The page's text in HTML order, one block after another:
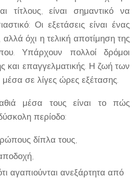
τίτλους, είναι σημαντικό να
Οι εξετάσεις είναι ένας
όχι η τελική αποτίμηση της
Υπάρχουν πολλοί δρόμοι
και επαγγελματικής. Η ζωή των
μέσα σε λίγες ώρες εξέτασης.
μέσα τους είναι το πώς
περίοδο:
δίπλα τους,
αγαπιούνται ανεξάρτητα από